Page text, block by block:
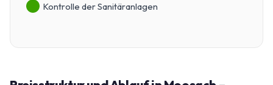
Kontrolle der Sanitäranlagen